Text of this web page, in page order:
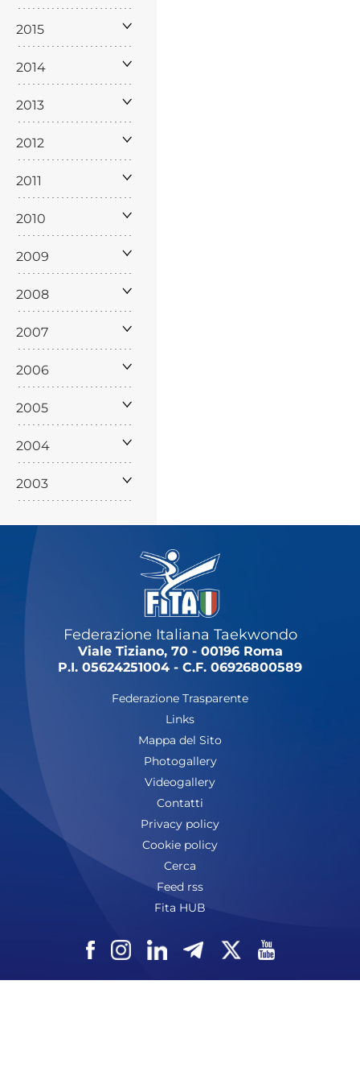
2015
2014
2013
2012
2011
2010
2009
2008
2007
2006
2005
2004
2003
Federazione Italiana Taekwondo
Viale Tiziano, 70 - 00196 Roma
P.I. 05624251004 - C.F. 06926800589
Federazione Trasparente
Links
Mappa del Sito
Photogallery
Videogallery
Contatti
Privacy policy
Cookie policy
Cerca
Feed rss
Fita HUB